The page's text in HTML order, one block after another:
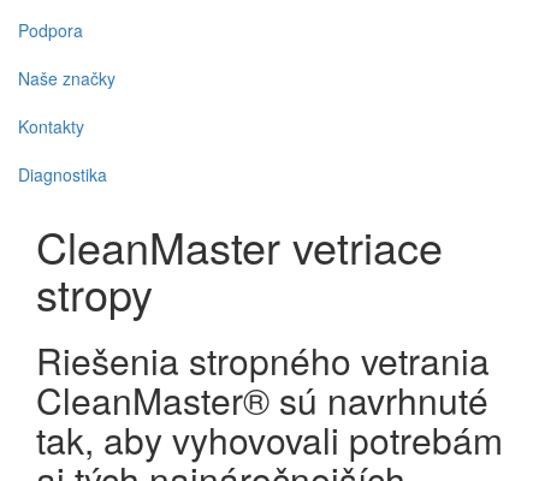
Podpora
Naše značky
Kontakty
Diagnostika
CleanMaster vetriace
stropy
Riešenia stropného vetrania
CleanMaster® sú navrhnuté
tak, aby vyhovovali potrebám